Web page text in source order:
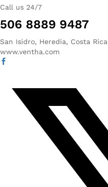
Call us 24/7
506 8889 9487
San Isidro, Heredia, Costa Rica
www.ventha.com